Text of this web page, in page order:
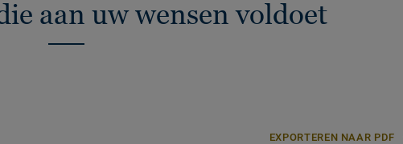
aan uw wensen voldoet
EXPORTEREN NAAR PDF